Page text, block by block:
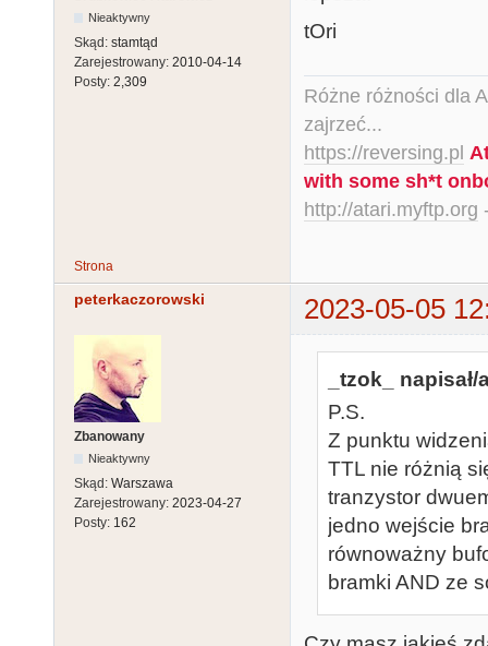
Nieaktywny
Skąd: stamtąd
Zarejestrowany: 2010-04-14
Posty: 2,309
tOri
Różne różności dla
zajrzeć...
https://reversing.pl
with some sh*t
http://atari.myftp.org
Strona
peterkaczorowski 2023-05-05
Zbanowany
Nieaktywny
Skąd: Warszawa
Zarejestrowany: 2023-04-27
Posty: 162
_tzok_ napisał/
P.S.
Z punktu
TTL nie różnią
tranzystor
jedno wejście
równoważny
bramki AND ze